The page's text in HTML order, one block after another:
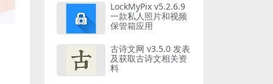
LockMyPix v5.2.6.9
一款私人照片和视频
保管箱应用
古诗文网 v3.5.0 发表
及获取古诗文相关资
料